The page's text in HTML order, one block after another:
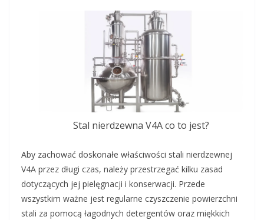
Stal nierdzewna V4A co to jest?
Aby zachować doskonałe właściwości stali nierdzewnej
V4A przez długi czas, należy przestrzegać kilku zasad
dotyczących jej pielęgnacji i konserwacji. Przede
wszystkim ważne jest regularne czyszczenie powierzchni
stali za pomocą łagodnych detergentów oraz miękkich